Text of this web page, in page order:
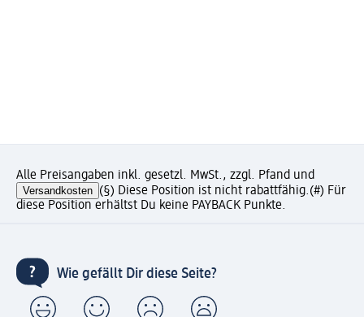
Alle Preisangaben inkl. gesetzl. MwSt., zzgl. Pfand und
Versandkosten (§) Diese Position ist nicht rabattfähig.(#) Für
diese Position erhältst Du keine PAYBACK Punkte.
Wie gefällt Dir diese Seite?